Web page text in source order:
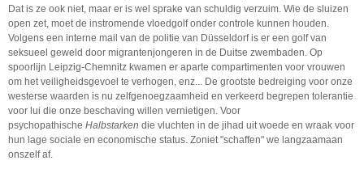
Dat is ze ook niet, maar er is wel sprake van schuldig verzuim. Wie de sluizen
open zet, moet de instromende vloedgolf onder controle kunnen houden.
Volgens een interne mail van de politie van Düsseldorf is er een golf van
seksueel geweld door migrantenjongeren in de Duitse zwembaden. Op
spoorlijn Leipzig-Chemnitz kwamen er aparte compartimenten voor vrouwen
om het veiligheidsgevoel te verhogen, enz... De grootste bedreiging voor onze
westerse waarden is nu zelfgenoegzaamheid en verkeerd begrepen tolerantie
voor lui die onze beschaving willen vernietigen. Voor
psychopathische Halbstarken die vluchten in de jihad uit woede en wraak voor
hun lage sociale en economische status. Zoniet "schaffen" we langzaamaan
onszelf af.